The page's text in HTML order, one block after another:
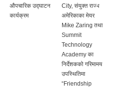
औपचारिक उद्घाटन
कार्यक्रम
City, संयुक्त राज्य
अमेरिकाका मेयर
Mike Zaring तथा
Summit
Technology
Academy का
निर्देशकको गरिमामय
उपस्थितिमा
“Friendship